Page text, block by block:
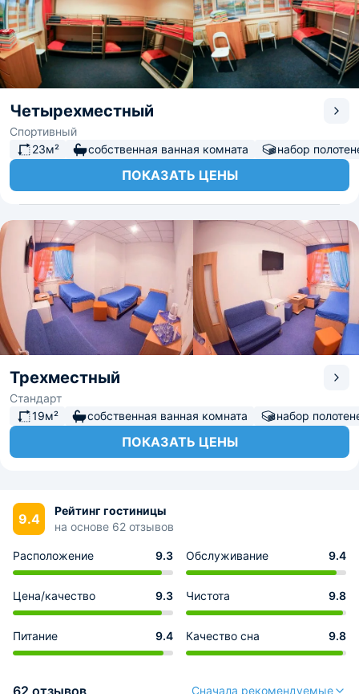
Четырехместный
Спортивный
23м²
собственная ванная комната набор
ПОКАЗАТЬ ЦЕНЫ
Трехместный
Стандарт
19м²
собственная ванная комната набор
ПОКАЗАТЬ ЦЕНЫ
9.4
Рейтинг гостиницы
на основе 62 отзывов
Расположение 9.3 Обслуживание 9.4
Цена/качество 9.3 Чистота 9.8
Питание 9.4 Качество сна 9.8
62 отзывов Сначала рекомендуемые